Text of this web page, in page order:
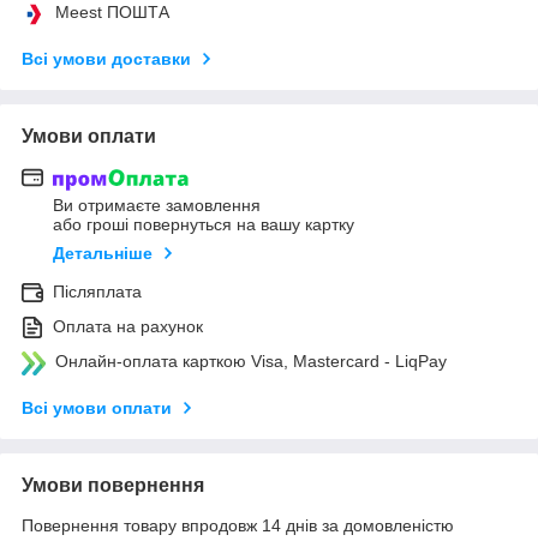
Meest ПОШТА
Всі умови доставки
Умови оплати
Ви отримаєте замовлення
або гроші повернуться на вашу картку
Детальніше
Післяплата
Оплата на рахунок
Онлайн-оплата карткою Visa, Mastercard - LiqPay
Всі умови оплати
Умови повернення
Повернення товару впродовж 14 днів за домовленістю